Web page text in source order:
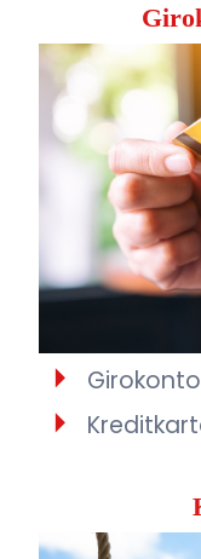
Girokonto